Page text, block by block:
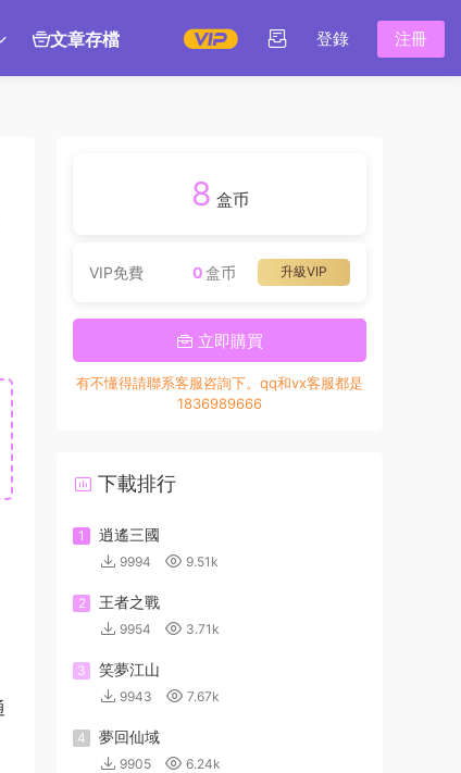
文章存檔 登錄 注冊
8 盒币
VIP免費 升級VIP
0盒币
立即購買
有不懂得請聯系客服咨詢下。qq和vx客服都是
1836989666
下載排行
1 逍遙三國
9994 9.51k
2 王者之戰
9954 3.71k
3 笑夢江山
9943 7.67k
4 夢回仙域
9905 6.24k